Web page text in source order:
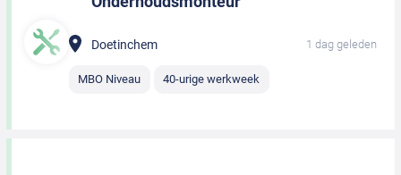
Doetinchem 1 dag geleden
MBO Niveau 40-urige werkweek